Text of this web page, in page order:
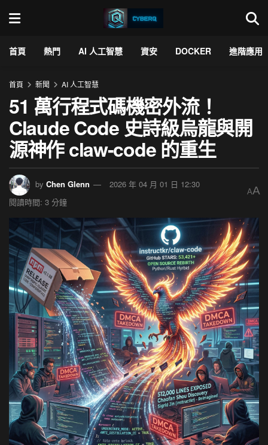
首頁 熱門 AI 人工智慧 資安 DOCKER 進階應用
首頁 新聞 AI 人工智慧
51 萬行程式碼機密外流！
Claude Code 史詩級烏龍與開
源神作 claw-code 的重生
by Chen Glenn
2026 年 04 月 01 日 12:30
閱讀時間: 3 分鐘
AA